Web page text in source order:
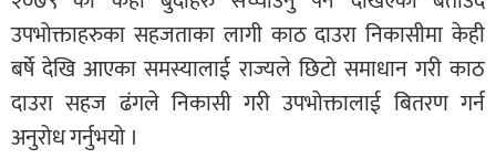
उपभोक्ताहरुका सहजताका लागी काठ दाउरा निकासीमा केही
बर्षे देखि आएका समस्यालाई राज्यले छिटो समाधान गरी काठ
दाउरा सहज ढंगले निकासी गरी उपभोक्तालाई बितरण गर्न
अनुरोध गर्नुभयो ।